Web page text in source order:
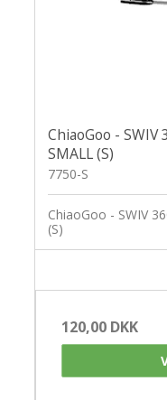
ChiaoGoo - SWIV
SMALL (S)
7750-S
ChiaoGoo - SWIV
(S)
120,00 DKK